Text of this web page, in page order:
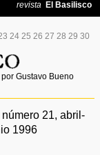
24 25 26 27 28 29 30
Gustavo Bueno
número 21, abril-
1996